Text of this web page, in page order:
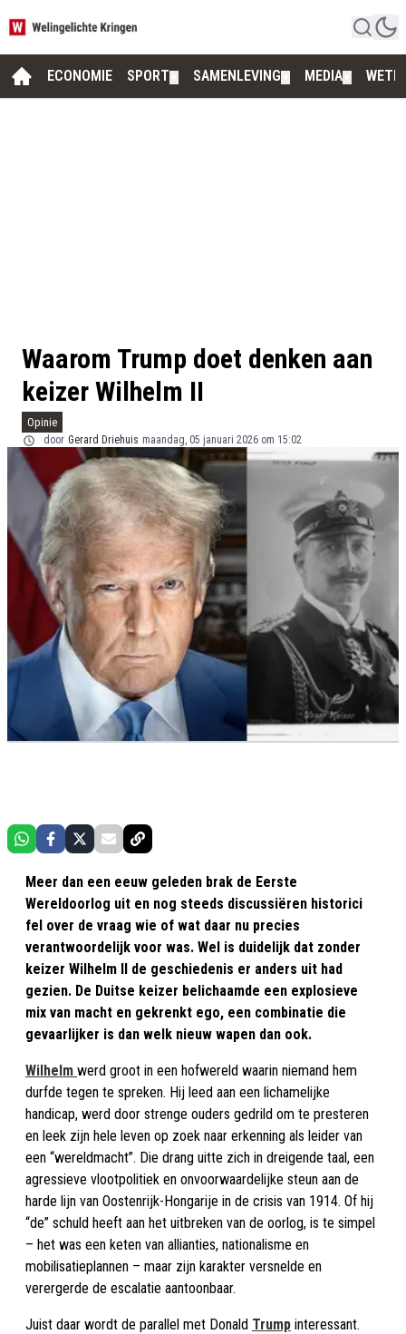
ECONOMIE SPORT SAMENLEVING MEDIA
Waarom Trump doet denken aan
keizer Wilhelm II
Opinie
door Gerard Driehuis maandag, 05 januari 2026 om 15:02
Meer dan een eeuw geleden brak de Eerste
Wereldoorlog uit en nog steeds discussiëren historici
fel over de vraag wie of wat daar nu precies
verantwoordelijk voor was. Wel is duidelijk dat zonder
keizer Wilhelm II de geschiedenis er anders uit had
gezien. De Duitse keizer belichaamde een explosieve
mix van macht en gekrenkt ego, een combinatie die
gevaarlijker is dan welk nieuw wapen dan ook.
Wilhelm werd groot in een hofwereld waarin niemand hem
durfde tegen te spreken. Hij leed aan een lichamelijke
handicap, werd door strenge ouders gedrild om te presteren
en leek zijn hele leven op zoek naar erkenning als leider van
een “wereldmacht”. Die drang uitte zich in dreigende taal, een
agressieve vlootpolitiek en onvoorwaardelijke steun aan de
harde lijn van Oostenrijk-Hongarije in de crisis van 1914. Of hij
“de” schuld heeft aan het uitbreken van de oorlog, is te simpel
– het was een keten van allianties, nationalisme en
mobilisatieplannen – maar zijn karakter versnelde en
verergerde de escalatie aantoonbaar.​
Juist daar wordt de parallel met Donald Trump interessant.